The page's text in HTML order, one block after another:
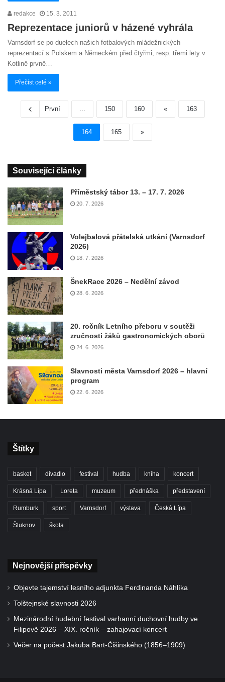
redakce 15. 3. 2011
Reprezentace juniorů v házené vyhrála
Varnsdorf se po duelech našich fotbalových mládežnických
reprezentací s Polskem a Německém před čtyřmi, resp. třemi lety v
Kotlině prvně…
Přečíst celé »
První 150 160 « 163
164 165 »
Související články
Příměstský tábor 13. – 17. 7. 2026
20. 7. 2026
Volejbalová přátelská utkání (Varnsdorf
2026)
18. 7. 2026
ŠnekRace 2026 – Nedělní závod
28. 6. 2026
20. ročník Letního přeboru v soutěži
zručnosti žáků gastronomických oborů
24. 6. 2026
Slavnosti města Varnsdorf 2026 – hlavní
program
22. 6. 2026
Štítky
basket divadlo festival hudba kniha koncert
Krásná Lípa Loreta muzeum přednáška představení
Rumburk sport Varnsdorf výstava Česká Lípa
Šluknov škola
Nejnovější příspěvky
Objevte tajemství lesního adjunkta Ferdinanda Náhlíka
Tolštejnské slavnosti 2026
Mezinárodní hudební festival varhanní duchovní hudby ve
Filipově 2026 – XIX. ročník – zahajovací koncert
Večer na počest Jakuba Bart-Ćišinského (1856–1909)